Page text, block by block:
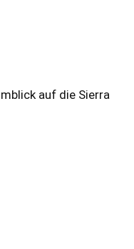
auf die Sierra